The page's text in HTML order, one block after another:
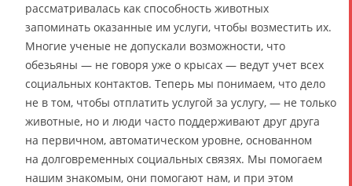
рассматривалась как способность животных
запоминать оказанные им услуги, чтобы возместить их.
Многие ученые не допускали возможности, что
обезьяны — не говоря уже о крысах — ведут учет всех
социальных контактов. Теперь мы понимаем, что дело
не в том, чтобы отплатить услугой за услугу, — не только
животные, но и люди часто поддерживают друг друга
на первичном, автоматическом уровне, основанном
на долговременных социальных связях. Мы помогаем
нашим знакомым, они помогают нам, и при этом